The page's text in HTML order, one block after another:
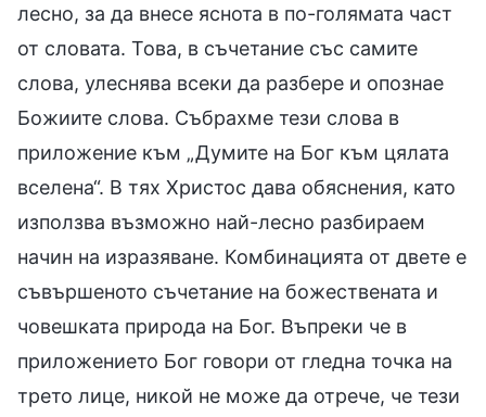
лесно, за да внесе яснота в по-голямата част
от словата. Това, в съчетание със самите
слова, улеснява всеки да разбере и опознае
Божиите слова. Събрахме тези слова в
приложение към „Думите на Бог към цялата
вселена“. В тях Христос дава обяснения, като
използва възможно най-лесно разбираем
начин на изразяване. Комбинацията от двете е
съвършеното съчетание на божествената и
човешката природа на Бог. Въпреки че в
приложението Бог говори от гледна точка на
трето лице, никой не може да отрече, че тези